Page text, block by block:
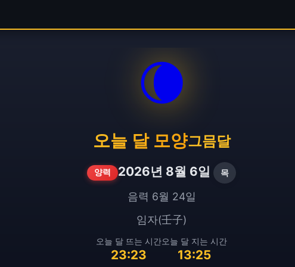
🌘
오늘 달 모양그믐달
양력 2026년 8월 6일 목
음력 6월 24일
임자(壬子)
오늘 달 뜨는 시간
23:23
오늘 달 지는 시간
13:25